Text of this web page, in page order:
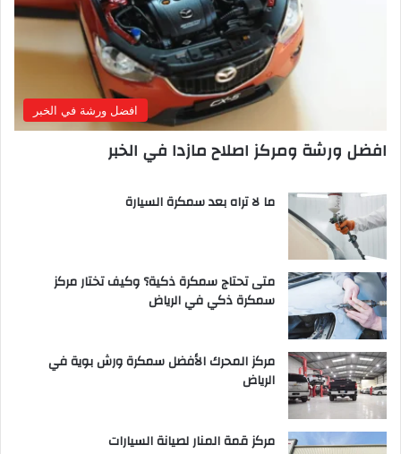
افضل ورشة في الخبر
افضل ورشة ومركز اصلاح مازدا في الخبر
ما لا تراه بعد سمكرة السيارة
متى تحتاج سمكرة ذكية؟ وكيف تختار مركز
سمكرة ذكي في الرياض
مركز المحرك الأفضل سمكرة ورش بوية في
الرياض
مركز قمة المنار لصيانة السيارات